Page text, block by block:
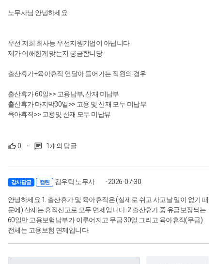
노무사님 안녕하세요
우선 저희 회사능 우선지원기업이 아닙니다
제가 이해한게 맞는지 궁금함니당
출산휴가+육아휴직 연달아 들어가는 직원의 경우
출산휴가 60일>> 고용납부, 산재 미납부
출산휴가 마지막30일>> 고용 및 산재 모두 미납부
육아휴직>> 고용및 산재 모두 미납뷰
0 · 1개의 답글
강사답글 캡틴 김우탁 노무사 · 2026-07-30
안녕하세요 1. 출산휴가 및 육아휴직은 (실제로 쉬고 사고날 일이 없기 때
문에) 산재는 휴직신고로 모두 면제입니다. 2.출산휴가 중 유급보장되는
60일만 고용보험납부가 이루어지고 무급 30일 그리고 육아휴직(무급)
전체는 고용보험 면제입니다.